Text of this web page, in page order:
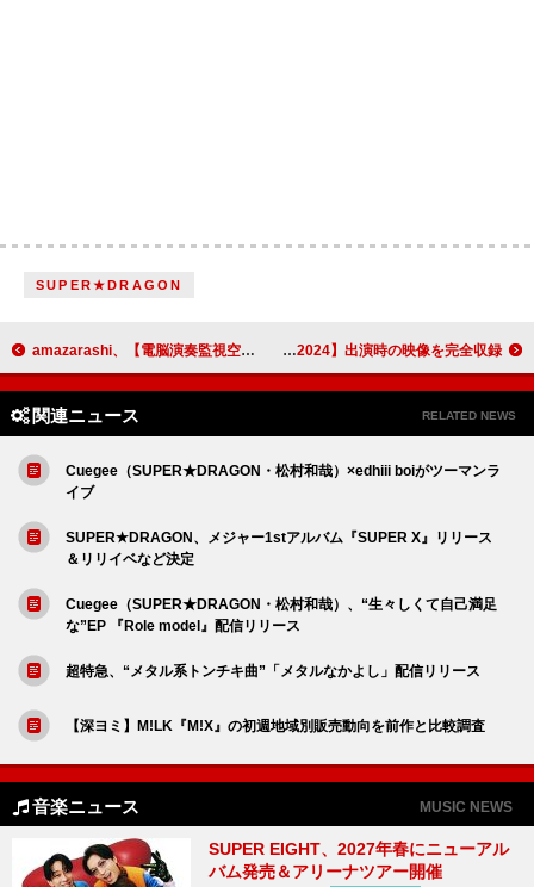
SUPER★DRAGON
amazarashi、【電脳演奏監視空間 ゴースト】専用アプリのテストも兼ねた「黎明期」MV公開へ いきものがかり、AL『あそび』初回生産限定盤に【RIJF2024】出演時の映像を完全収録
関連ニュース RELATED NEWS
Cuegee（SUPER★DRAGON・松村和哉）×edhiii boiがツーマンラ
イブ
SUPER★DRAGON、メジャー1stアルバム『SUPER X』リリース
＆リリイベなど決定
Cuegee（SUPER★DRAGON・松村和哉）、“生々しくて自己満足
な”EP 『Role model』配信リリース
超特急、“メタル系トンチキ曲”「メタルなかよし」配信リリース
【深ヨミ】M!LK『M!X』の初週地域別販売動向を前作と比較調査
音楽ニュース MUSIC NEWS
SUPER EIGHT、2027年春にニューアル
バム発売＆アリーナツアー開催